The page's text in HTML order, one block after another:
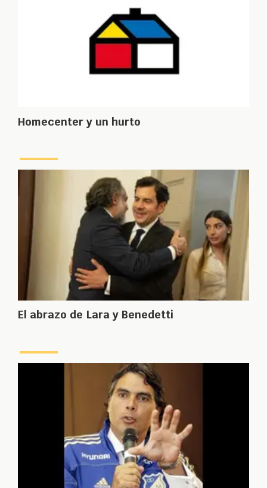
Homecenter y un hurto
El abrazo de Lara y Benedetti